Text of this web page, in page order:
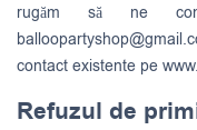
rugăm să ne
contact existente pe
Refuzul de